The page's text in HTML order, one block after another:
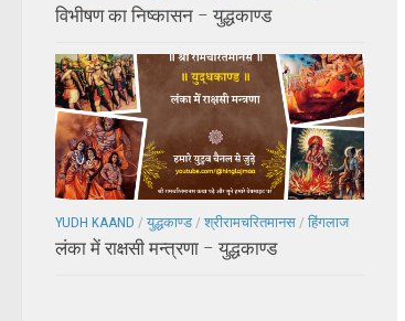
विभीषण का निष्कासन – युद्धकाण्ड
YUDH KAAND / युद्धकाण्ड / श्रीरामचरितमानस / हिंगलाज
लंका में राक्षसी मन्त्रणा – युद्धकाण्ड